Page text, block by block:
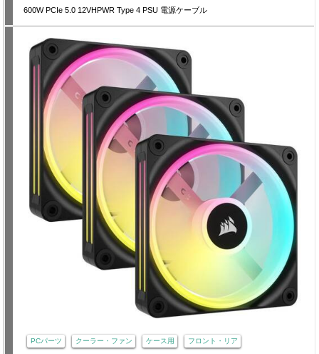
600W PCIe 5.0 12VHPWR Type 4 PSU 電源ケーブル
PCパーツ クーラー・ファン ケース用 フロント・リア